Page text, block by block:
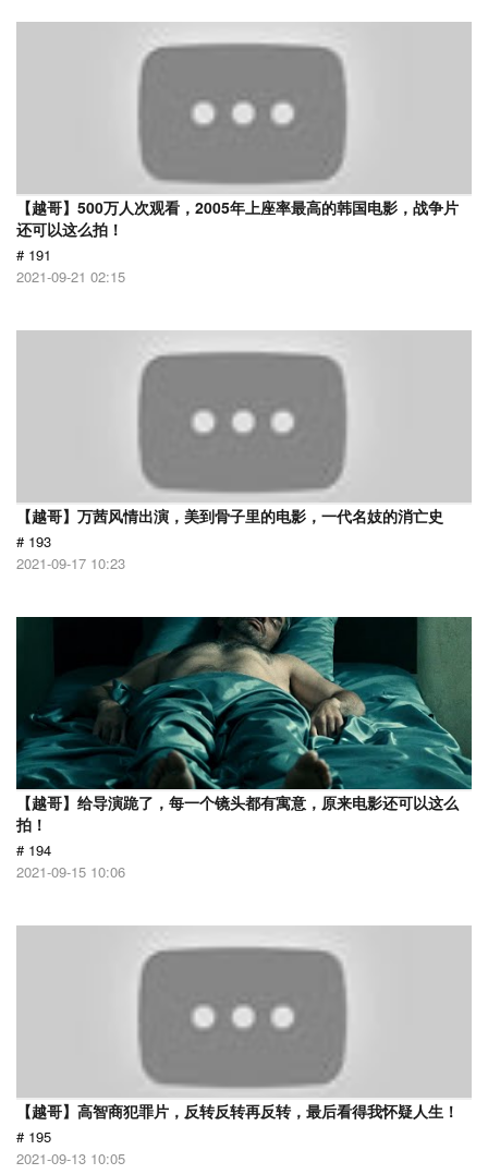
【越哥】500万人次观看，2005年上座率最高的韩国电影，战争片
还可以这么拍！
# 191
2021-09-21 02:15
【越哥】万茜风情出演，美到骨子里的电影，一代名妓的消亡史
# 193
2021-09-17 10:23
【越哥】给导演跪了，每一个镜头都有寓意，原来电影还可以这么
拍！
# 194
2021-09-15 10:06
【越哥】高智商犯罪片，反转反转再反转，最后看得我怀疑人生！
# 195
2021-09-13 10:05